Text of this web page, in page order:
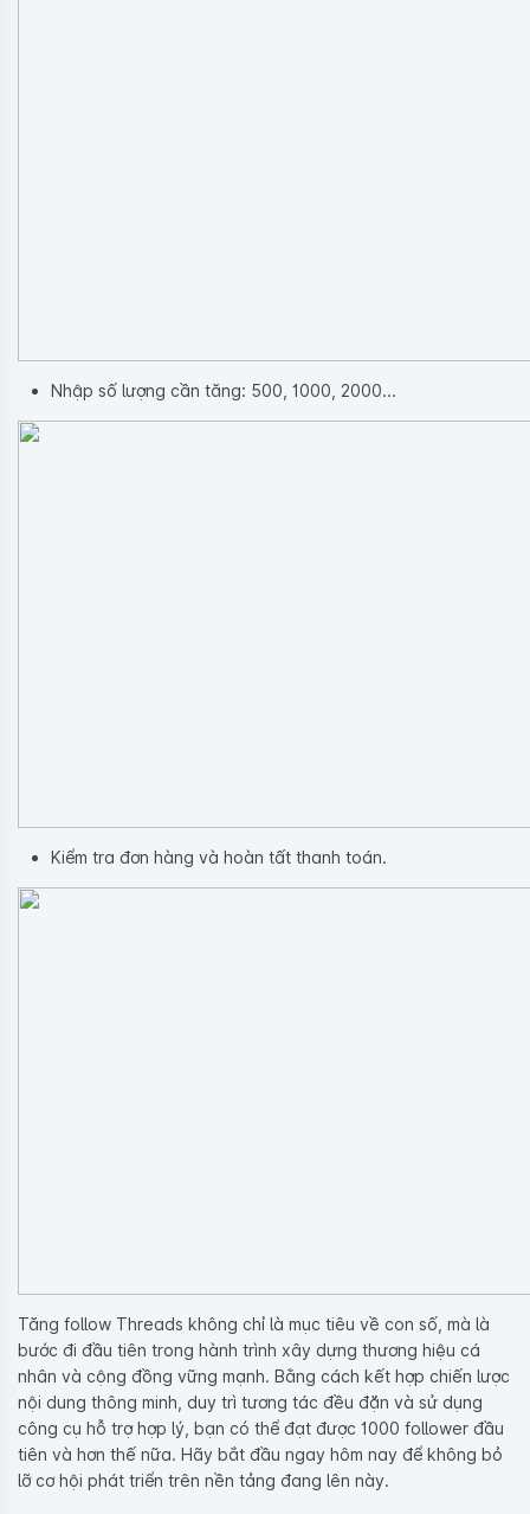
Nhập số lượng cần tăng: 500, 1000, 2000...
Kiểm tra đơn hàng và hoàn tất thanh toán.
Tăng follow Threads không chỉ là mục tiêu về con số, mà là
bước đi đầu tiên trong hành trình xây dựng thương hiệu cá
nhân và cộng đồng vững mạnh. Bằng cách kết hợp chiến lược
nội dung thông minh, duy trì tương tác đều đặn và sử dụng
công cụ hỗ trợ hợp lý, bạn có thể đạt được 1000 follower đầu
tiên và hơn thế nữa. Hãy bắt đầu ngay hôm nay để không bỏ
lỡ cơ hội phát triển trên nền tảng đang lên này.